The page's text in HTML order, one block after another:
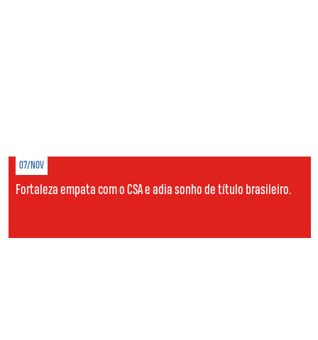
07/NOV
Fortaleza empata com o CSA e adia sonho de título brasileiro.